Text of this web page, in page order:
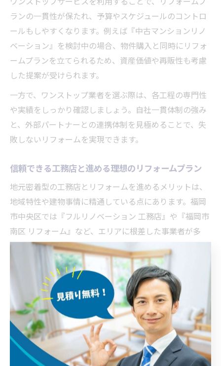
ランの一貫性が保たれ、予算やスケジュールのコントロ
ールもしやすくなります。例えば『中古マンションリノ
ベーション』を検討中の場合、物件購入と同時にリフォ
ームプランを立てられるため、資産価値や再販性も考慮
した提案が受けられます。
一方で、ワンストップ業者を選ぶ際は、各工程の専門性
や実績をしっかり確認しましょう。自社一貫体制の強み
と、外部パートナーとの連携体制を見極めることで、失
敗しないリフォームを実現できます。
信頼できる工務店と進める理想のリフォームプラン
地元密着型の工務店とリフォームを進めるメリットは、
地域特性や建物事情に精通している点にあります。福岡
市中央区では『フルリノベーション 工務店』や『福岡市
南区 リフォーム』など、エリアに根差した事業者が多
く、きめ細やかな対応が期待できます。特に中古マンシ
ョンや団地のリノベーションでは、現地調査や構造確認
の丁寧さが仕上がりを左右します。
工務店選びの際は、過去の『輝国 団地 リノベーション』
など類似実績の有無や、担当者とのコミュニケーション
のしやすさも重要です。リフォームプランを進める過程
で、要望の変更や追加工事が発生することもあるため、
柔軟に対応できる体制かどうかを確認しましょう。